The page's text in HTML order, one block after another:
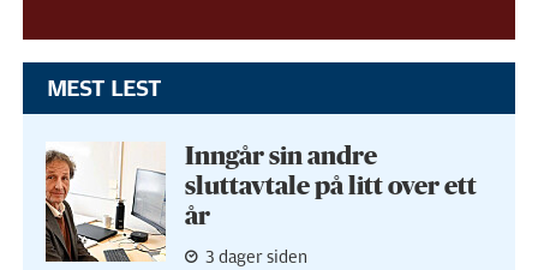
MEST LEST
Inngår sin andre
sluttavtale på litt over ett
år
3 dager siden